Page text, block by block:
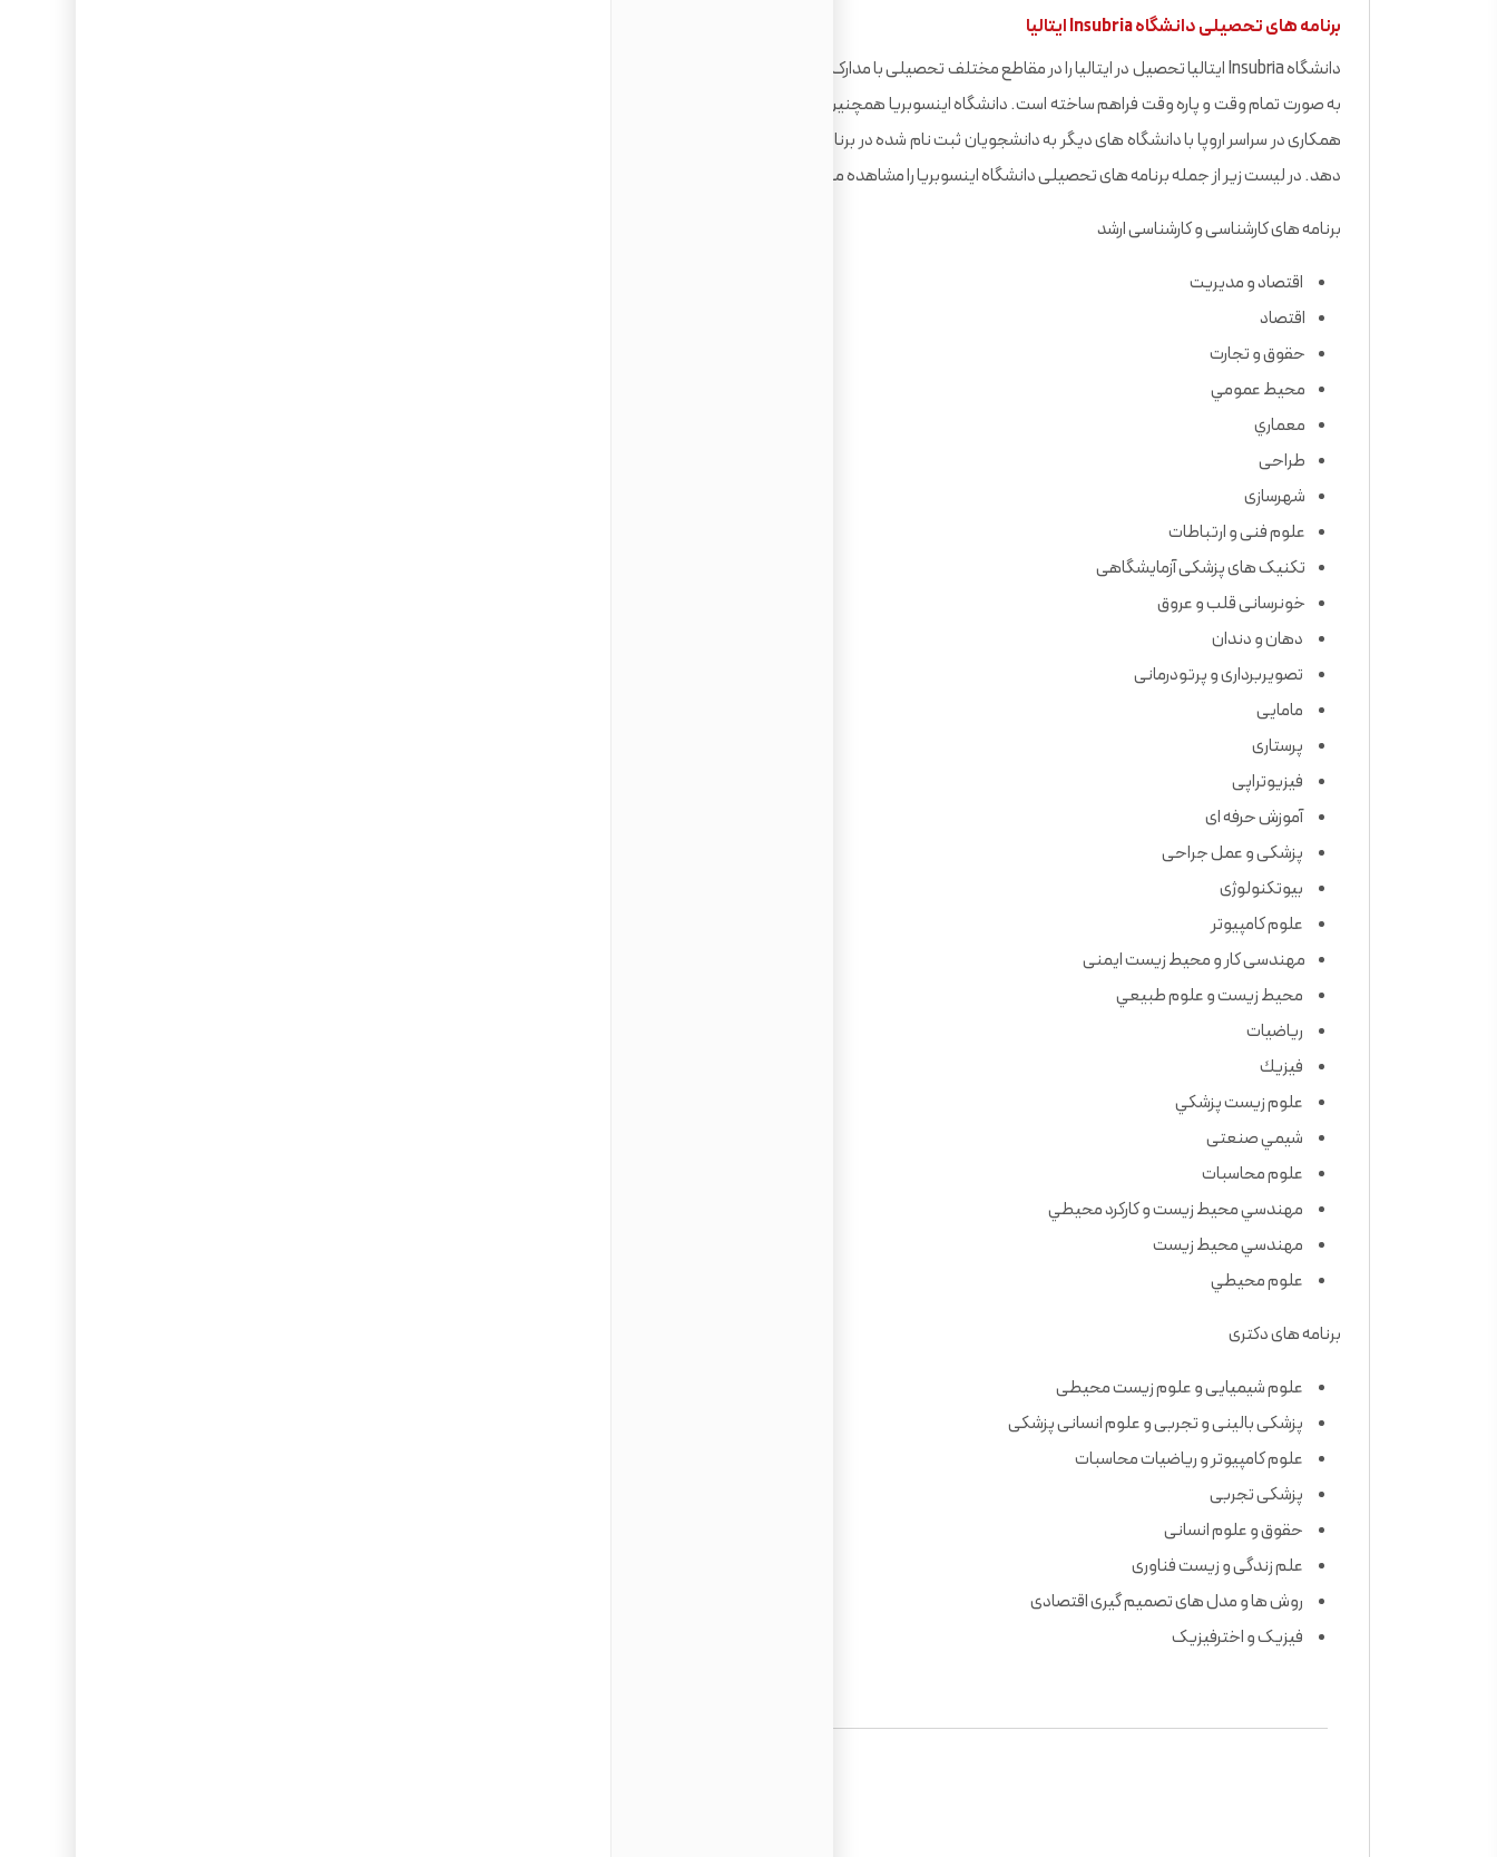
برنامه های تحصیلی دانشگاه Insubria ایتالیا
دانشگاه Insubria ایتالیا تحصیل در ایتالیا را در مقاطع مختلف تحصیلی با مدارک معتبر لیسانس، فوق لیسانس و دکترا را
به صورت تمام وقت و پاره وقت فراهم ساخته است. دانشگاه اینسوبریا همچنین برنامه های فوق لیسانس را با شراکت و
همکاری در سراسر اروپا با دانشگاه های دیگر به دانشجویان ثبت نام شده در برنامه های مختلف کارشناسی ارشد ارائه می
دهد. در لیست زیر از جمله برنامه های تحصیلی دانشگاه اینسوبریا را مشاهده می کنید.
برنامه های کارشناسی و کارشناسی ارشد
اقتصاد و مديريت
اقتصاد
حقوق و تجارت
محيط عمومي
معماري
طراحی
شهرسازی
علوم فنی و ارتباطات
تکنیک های پزشکی آزمایشگاهی
خونرسانی قلب و عروق
دهان و دندان
تصویربرداری و پرتودرمانی
مامایی
پرستاری
فیزیوتراپی
آموزش حرفه ای
پزشکی و عمل جراحی
بیوتکنولوژی
علوم کامپیوتر
مهندسی کار و محیط زیست ایمنی
محیط زیست و علوم طبيعي
رياضيات
فيزيك
علوم زيست پزشكي
شيمي صنعتی
علوم محاسبات
مهندسي محيط زيست و كاركرد محيطي
مهندسي محيط زيست
علوم محيطي
برنامه های دکتری
علوم شیمیایی و علوم زیست محیطی
پزشکی بالینی و تجربی و علوم انسانی پزشکی
علوم کامپیوتر و ریاضیات محاسبات
پزشکی تجربی
حقوق و علوم انسانی
علم زندگی و زیست فناوری
روش ها و مدل های تصمیم گیری اقتصادی
فیزیک و اخترفیزیک